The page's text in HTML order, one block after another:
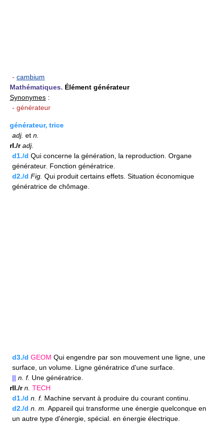
- cambium
Mathématiques. Élément générateur
Synonymes :
- générateur
générateur, trice
adj. et n.
rI./r adj.
d1./d Qui concerne la génération, la reproduction. Organe
générateur. Fonction génératrice.
d2./d Fig. Qui produit certains effets. Situation économique
génératrice de chômage.
d3./d GEOM Qui engendre par son mouvement une ligne, une
surface, un volume. Ligne génératrice d'une surface.
|| n. f. Une génératrice.
rII./r n. TECH
d1./d n. f. Machine servant à produire du courant continu.
d2./d n. m. Appareil qui transforme une énergie quelconque en
un autre type d'énergie, spécial. en énergie électrique.